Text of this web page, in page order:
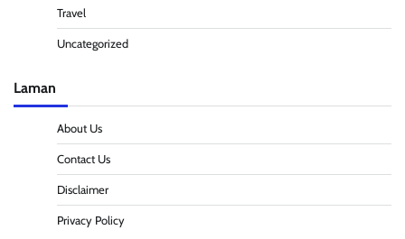
Travel
Uncategorized
Laman
About Us
Contact Us
Disclaimer
Privacy Policy